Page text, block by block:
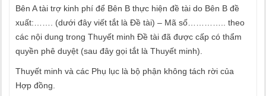
Bên A tài trợ kinh phí để Bên B thực hiện đề tài do Bên B đề
xuất:……. (dưới đây viết tắt là Đề tài) – Mã số………….. theo
các nội dung trong Thuyết minh Đề tài đã được cấp có thẩm
quyền phê duyệt (sau đây gọi tắt là Thuyết minh).
Thuyết minh và các Phụ lục là bộ phận không tách rời của
Hợp đồng.